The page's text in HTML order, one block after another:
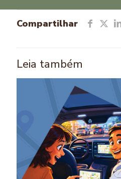
Compartilhar
Leia também